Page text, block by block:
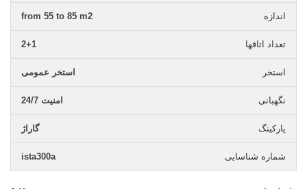
اندازه from 55 to 85 m2
تعداد اتاقها 2+1
استخر استخر عمومی
نگهبانی امنیت 24/7
پارکینگ گاراژ
شماره شناسایی ista300a